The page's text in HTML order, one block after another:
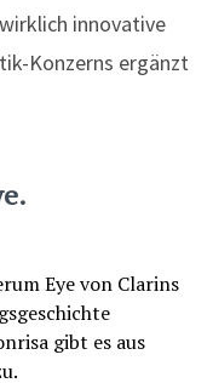
innovative
Konzerns ergänzt